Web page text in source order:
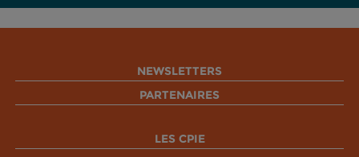
NEWSLETTERS
PARTENAIRES
LES CPIE